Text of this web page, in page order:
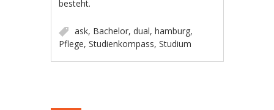
besteht.
ask, Bachelor,dual,hamburg,
Pflege,Studienkompass,Studium